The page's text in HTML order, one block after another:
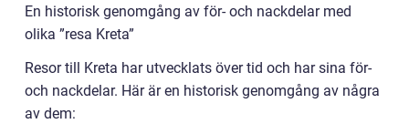
En historisk genomgång av för- och nackdelar med
olika ”resa Kreta”
Resor till Kreta har utvecklats över tid och har sina för-
och nackdelar. Här är en historisk genomgång av några
av dem: